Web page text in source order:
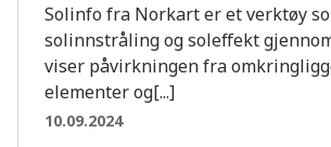
Solinfo fra Norkart er et verktøy
solinnstråling og soleffekt
viser påvirkningen fra
elementer og[...]
10.09.2024